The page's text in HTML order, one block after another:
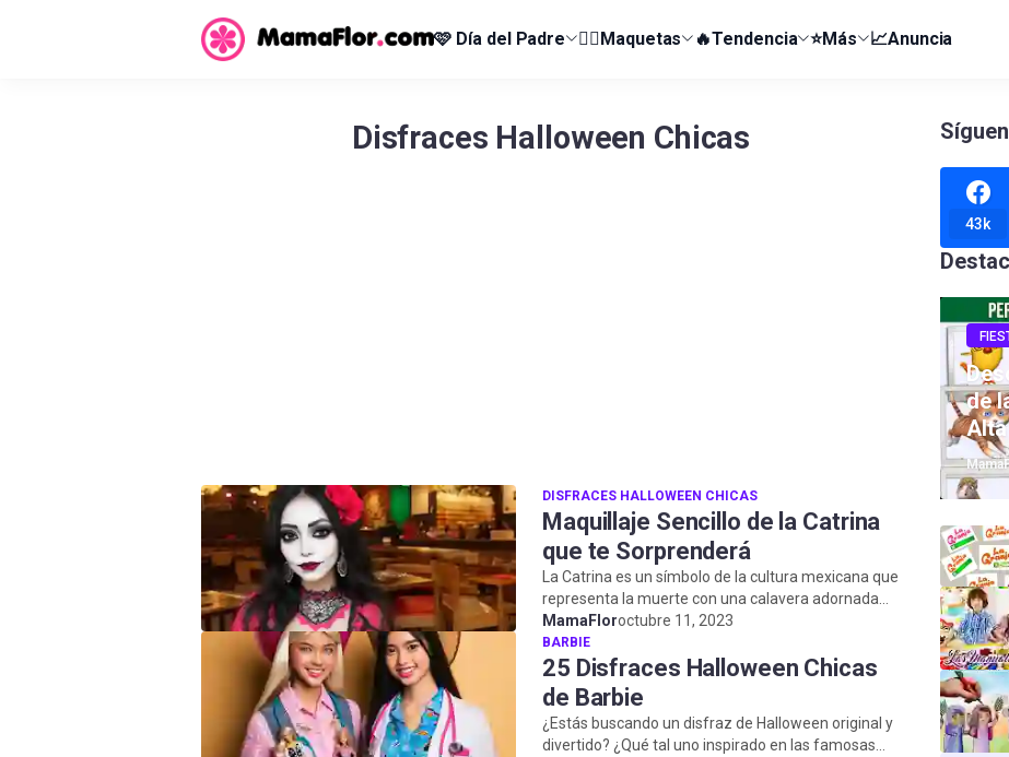
🩷 Día del Padre 👰‍♀️Maquetas 🔥Tendencia ⭐Más 📈Anuncia
Disfraces Halloween Chicas
DISFRACES HALLOWEEN CHICAS
Maquillaje Sencillo de la Catrina
que te Sorprenderá
La Catrina es un símbolo de la cultura mexicana que
representa la muerte con una calavera adornada
con flores, sombreros y otros elementos...
MamaFloroctubre 11, 2023
BARBIE
25 Disfraces Halloween Chicas
de Barbie
¿Estás buscando un disfraz de Halloween original y
divertido? ¿Qué tal uno inspirado en las famosas
43k
de